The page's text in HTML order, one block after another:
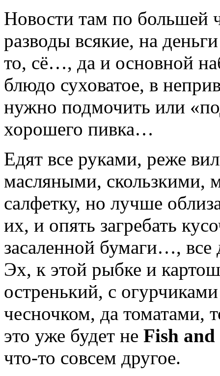
Новости там по большей
разводы всякие, на
то, сё…, да и основной
блюдо суховатое, в
нужно подмочить или
хорошего пивка…
Едят все руками, реже
масляными, скользкими,
салфетку, но лучше
их, и опять загребать
засаленной бумаги…,
Эх, к этой рыбке и
остренький, с
чесночком, да томатами,
это уже будет не Fish
что-то совсем другое.